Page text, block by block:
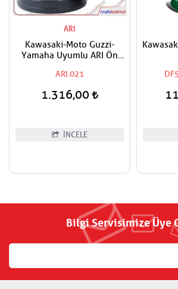
ARI
Kawasaki-Moto Guzzi-
Yamaha Uyumlu ARI Ön
ARI.021
1.316,00
İNCELE
Bilgi Servisimize Üye